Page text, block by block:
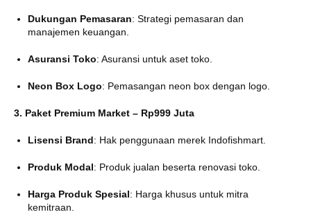
Dukungan Pemasaran: Strategi pemasaran dan
manajemen keuangan.
Asuransi Toko: Asuransi untuk aset toko.
Neon Box Logo: Pemasangan neon box dengan logo.
3. Paket Premium Market – Rp999 Juta
Lisensi Brand: Hak penggunaan merek Indofishmart.
Produk Modal: Produk jualan beserta renovasi toko.
Harga Produk Spesial: Harga khusus untuk mitra
kemitraan.